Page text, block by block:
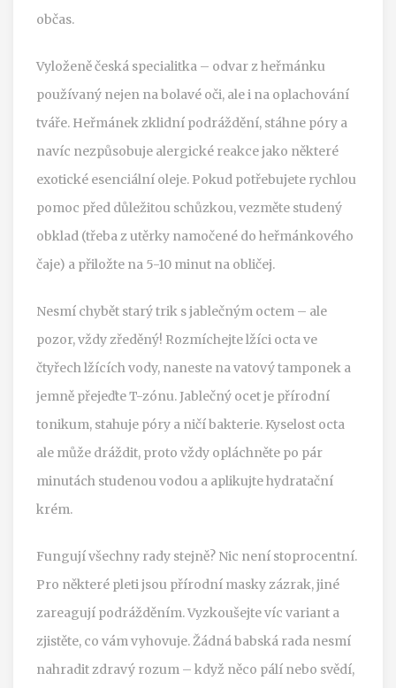
občas.
Vyloženě česká specialitka – odvar z heřmánku
používaný nejen na bolavé oči, ale i na oplachování
tváře. Heřmánek zklidní podráždění, stáhne póry a
navíc nezpůsobuje alergické reakce jako některé
exotické esenciální oleje. Pokud potřebujete rychlou
pomoc před důležitou schůzkou, vezměte studený
obklad (třeba z utěrky namočené do heřmánkového
čaje) a přiložte na 5-10 minut na obličej.
Nesmí chybět starý trik s jablečným octem – ale
pozor, vždy zředěný! Rozmíchejte lžíci octa ve
čtyřech lžících vody, naneste na vatový tamponek a
jemně přejeďte T-zónu. Jablečný ocet je přírodní
tonikum, stahuje póry a ničí bakterie. Kyselost octa
ale může dráždit, proto vždy opláchněte po pár
minutách studenou vodou a aplikujte hydratační
krém.
Fungují všechny rady stejně? Nic není stoprocentní.
Pro některé pleti jsou přírodní masky zázrak, jiné
zareagují podrážděním. Vyzkoušejte víc variant a
zjistěte, co vám vyhovuje. Žádná babská rada nesmí
nahradit zdravý rozum – když něco pálí nebo svědí,